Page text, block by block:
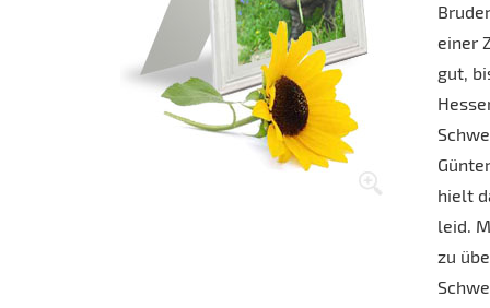
einer
gut,
hielt
leid.
zu